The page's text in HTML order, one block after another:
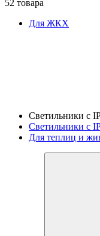
52 товара
Для ЖКХ
Светильники с
Светильники с
Для теплиц и